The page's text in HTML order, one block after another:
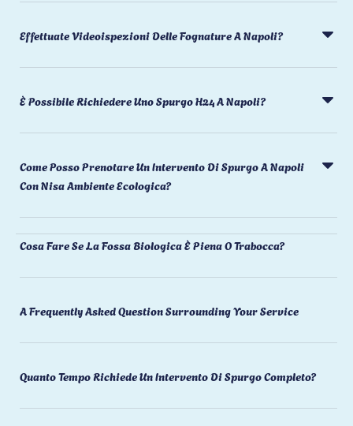
Effettuate Videoispezioni Delle Fognature A Napoli?
È Possibile Richiedere Uno Spurgo H24 A Napoli?
Come Posso Prenotare Un Intervento Di Spurgo A Napoli
Con Nisa Ambiente Ecologica?
Cosa Fare Se La Fossa Biologica È Piena O Trabocca?
A Frequently Asked Question Surrounding Your Service
Quanto Tempo Richiede Un Intervento Di Spurgo Completo?